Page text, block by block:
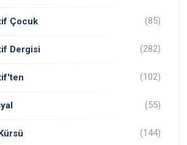
Çocuk (85)
Dergisi (282)
(102)
(55)
(144)